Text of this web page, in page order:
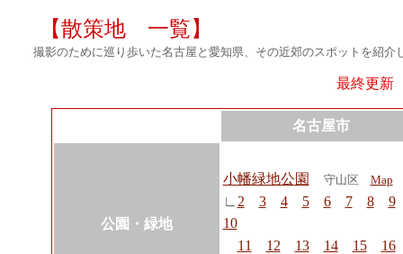
【散策地 一覧】
撮影のために巡り歩いた名古屋と愛知県、その近郊のスポットを紹介
最終更新
名古屋市
公園・緑地
小幡緑地公園 守山区 Map
∟ 2 3 4 5 6 7 8
9
10
11
12 13 14 15
16